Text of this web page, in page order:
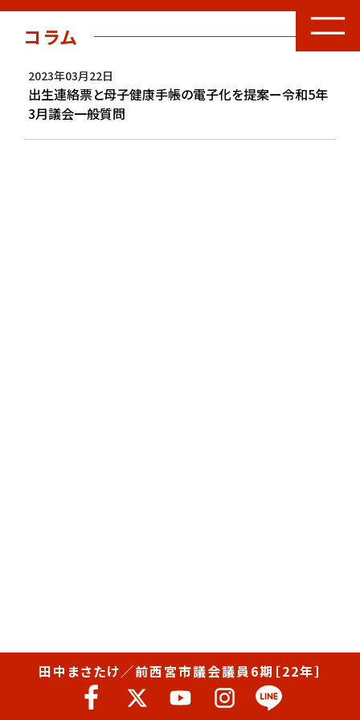
コラム
2023年03月22日
出生連絡票と母子健康手帳の電子化を提案ー令和5年
3月議会一般質問
田中まさたけ／前西宮市議会議員6期［22年］